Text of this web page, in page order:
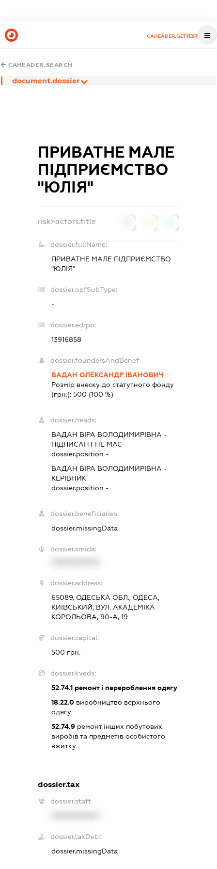
CAHEADER.GETTEST
CAHEADER.SEARCH
document.dossier
ПРИВАТНЕ МАЛЕ
ПІДПРИЄМСТВО
"ЮЛІЯ"
riskFactors.title
dossier.fullName:
ПРИВАТНЕ МАЛЕ ПІДПРИЄМСТВО
"ЮЛІЯ"
dossier.opfSubType:
-
dossier.edrpo:
13916858
dossier.foundersAndBenef:
ВАДАН ОЛЕКСАНДР ІВАНОВИЧ
Розмір внеску до статутного фонду
(грн.):500 (100 %)
dossier.heads:
ВАДАН ВІРА ВОЛОДИМИРІВНА -
ПІДПИСАНТНЕ МАЄ
dossier.position -
ВАДАН ВІРА ВОЛОДИМИРІВНА -
КЕРІВНИК
dossier.position -
dossier.beneficiaries:
dossier.missingData
dossier.smida:
dossier.address:
65089, ОДЕСЬКА ОБЛ., ОДЕСА,
КИЇВСЬКИЙ, ВУЛ. АКАДЕМІКА
КОРОЛЬОВА, 90-А, 19
dossier.capital:
500 грн.
dossier.kveds:
52.74.1 ремонт і перероблення одягу
18.22.0 виробництво верхнього
одягу
52.74.9 ремонт інших побутових
виробів та предметів особистого
вжитку
dossier.tax
dossier.staff
dossier.taxDebt
dossier.missingData